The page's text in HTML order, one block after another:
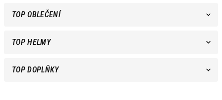
TOP OBLEČENÍ
TOP HELMY
TOP DOPLŇKY